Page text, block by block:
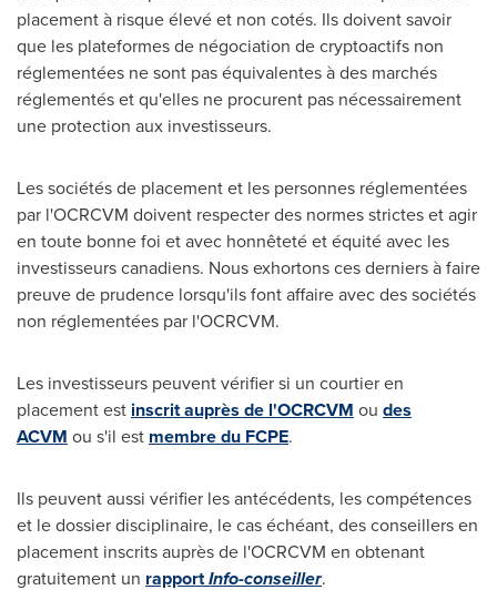
placement à risque élevé et non cotés. Ils doivent savoir
que les plateformes de négociation de cryptoactifs non
réglementées ne sont pas équivalentes à des marchés
réglementés et qu'elles ne procurent pas nécessairement
une protection aux investisseurs.
Les sociétés de placement et les personnes réglementées
par l'OCRCVM doivent respecter des normes strictes et agir
en toute bonne foi et avec honnêteté et équité avec les
investisseurs canadiens. Nous exhortons ces derniers à faire
preuve de prudence lorsqu'ils font affaire avec des sociétés
non réglementées par l'OCRCVM.
Les investisseurs peuvent vérifier si un courtier en
placement est inscrit auprès de l'OCRCVM ou des
ACVM ou s'il est membre du FCPE.
Ils peuvent aussi vérifier les antécédents, les compétences
et le dossier disciplinaire, le cas échéant, des conseillers en
placement inscrits auprès de l'OCRCVM en obtenant
gratuitement un rapportInfo-conseiller.